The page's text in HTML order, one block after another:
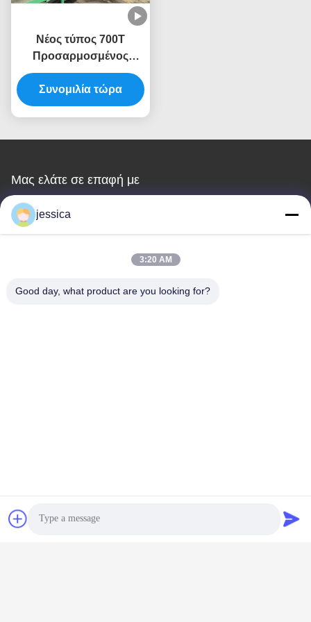
Νέος τύπος 700T
Προσαρμοσμένος
τύπος Αλουμινίου
Εκχυλίσματος Μηχανή
Τύπου Εκχυλίσματος
Συνομιλία τώρα
Μας ελάτε σε επαφή με
Huanan Heavy Industry Technology
Co., Ltd.
jessica
3:20 AM
Good day, what product are you looking for?